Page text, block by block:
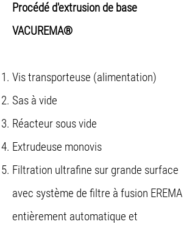
Procédé d'extrusion de base
VACUREMA®
Vis transporteuse (alimentation)
Sas à vide
Réacteur sous vide
Extrudeuse monovis
Filtration ultrafine sur grande surface
avec système de filtre à fusion EREMA
entièrement automatique et